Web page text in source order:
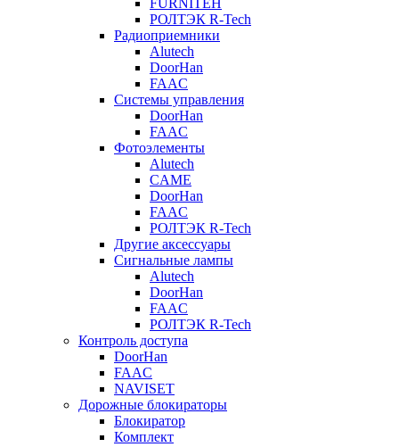
FURNITEH
РОЛТЭК R-Tech
Радиоприемники
Alutech
DoorHan
FAAC
Системы управления
DoorHan
FAAC
Фотоэлементы
Alutech
CAME
DoorHan
FAAC
РОЛТЭК R-Tech
Другие аксессуары
Сигнальные лампы
Alutech
DoorHan
FAAC
РОЛТЭК R-Tech
Контроль доступа
DoorHan
FAAC
NAVISET
Дорожные блокираторы
Блокиратор
Комплект